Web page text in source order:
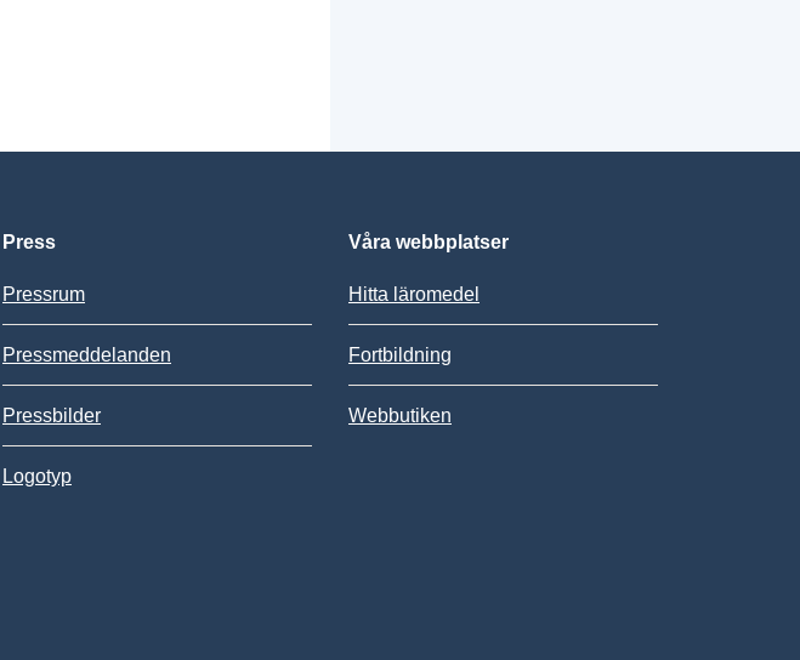
Press
Pressrum
Pressmeddelanden
Pressbilder
Logotyp
Våra webbplatser
Hitta läromedel
Fortbildning
Webbutiken